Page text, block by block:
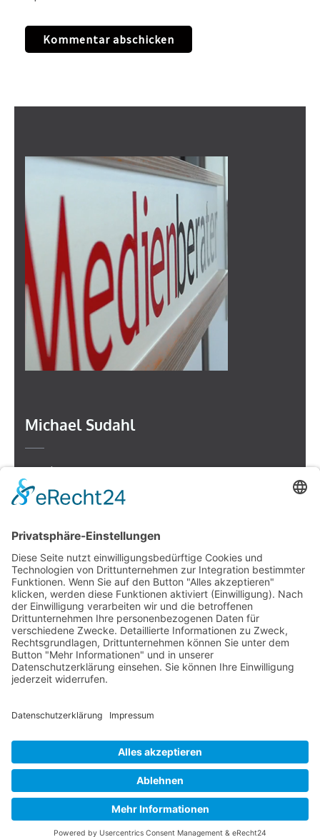
Michael Sudahl
Beethovenstr. 4
73614 Schorndorf
Telefon: 07181 477 9998
Leonhard Fromm
Goethestr. 27
73614 Schorndorf
Telefon. 07181 4769906
E-Mail:fromm@der-medienberater.de
Der Medienberater|Impressum
Datenschutzerklärung